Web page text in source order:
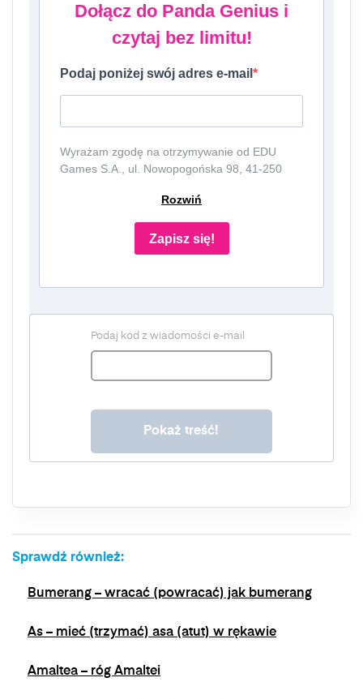
Dołącz do Panda Genius i
czytaj bez limitu!
Podaj poniżej swój adres e-mail
Wyrażam zgodę na otrzymywanie od EDU
Games S.A., ul. Nowopogońska 98, 41-250
REGON: 387109330 (dalej jako
"Administrator") newslettera, czyli informacji o
tematyce związanej z edukacją i szkolnictwem
oraz ofert handlowych lub/ i reklamowych za
telefonicznej. Podanie danych jest dobrowolne,
danych to wyrażenie zgody, zgodnie z art. 6
ust. 1 lit. a. RODO. Twoje dane będą
sprostowania, usunięcia, ograniczenia
przetwarzania, prawo do przenoszenia danych,
bez wpływu na zgodność z prawem
jest możliwe poprzez kontakt z Administratorem
naciśniecie przycisku "wypisz się" znajdującego
Rozwiń
Zapisz się!
Podaj kod z wiadomości e-mail
Sprawdź również:
Bumerang – wracać (powracać) jak bumerang
As – mieć (trzymać) asa (atut) w rękawie
Amaltea – róg Amaltei